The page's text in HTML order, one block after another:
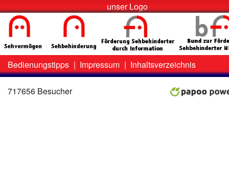
unser Logo
Zweit-
Menü
Bedienungstipps | Impressum | Inhaltsverzeichnis
717656 Besucher